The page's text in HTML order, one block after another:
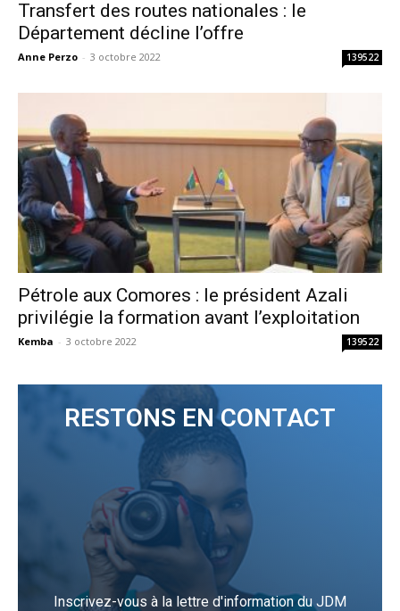
Transfert des routes nationales : le
Département décline l’offre
Anne Perzo - 3 octobre 2022 139522
Pétrole aux Comores : le président Azali
privilégie la formation avant l’exploitation
Kemba - 3 octobre 2022 139522
RESTONS EN CONTACT
Inscrivez-vous à la lettre d'information du JDM